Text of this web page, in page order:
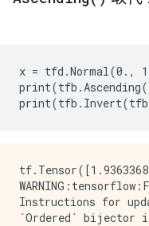
x = tfd.Normal(0.,
Instructions for
`Ordered` bijector